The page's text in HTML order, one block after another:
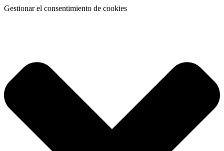
Gestionar el consentimiento de cookies